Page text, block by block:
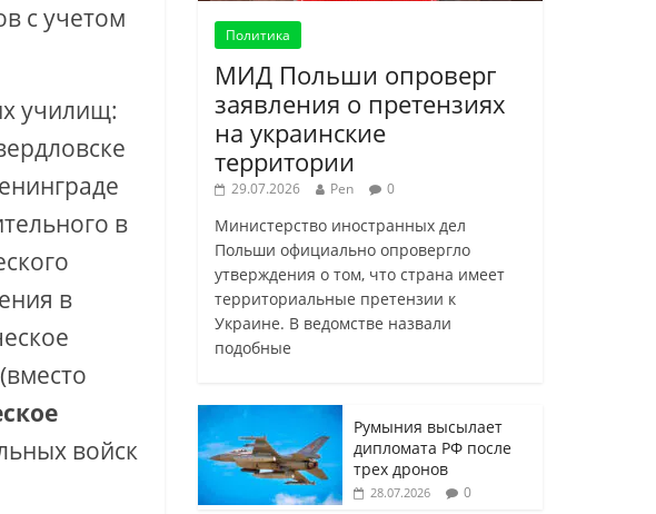
с учетом
училищ:
в
в
войск
Политика
МИД Польши опроверг
заявления о претензиях
на украинские
территории
29.07.2026 Pen 0
Министерство иностранных дел
Польши официально опровергло
утверждения о том, что страна имеет
территориальные претензии к
Украине. В ведомстве назвали
подобные
Румыния высылает
дипломата РФ после
трех дронов
28.07.2026 0